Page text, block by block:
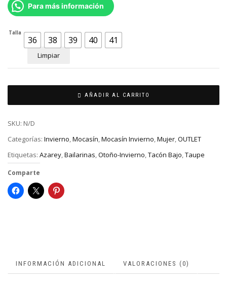
Para más información
Talla
36 38 39 40 41
Limpiar
AÑADIR AL CARRITO
SKU: N/D
Categorías: Invierno,Mocasín,Mocasín Invierno,Mujer,OUTLET
Etiquetas: Azarey,Bailarinas,Otoño-Invierno,Tacón Bajo,Taupe
Comparte
INFORMACIÓN ADICIONAL VALORACIONES (0)